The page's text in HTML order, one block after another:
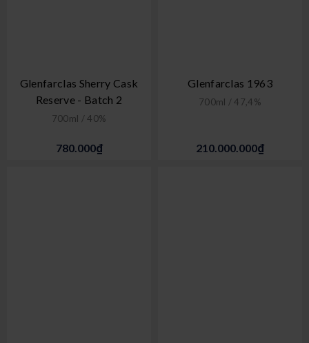
Glenfarclas Sherry Cask
Reserve - Batch 2
700ml / 40%
780.000₫
Glenfarclas 1963
700ml / 47,4%
210.000.000₫